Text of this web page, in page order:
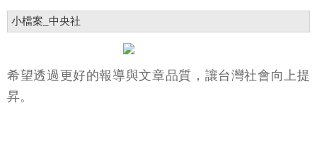
小檔案_中央社
希望透過更好的報導與文章品質，讓台灣社會向上提
昇。